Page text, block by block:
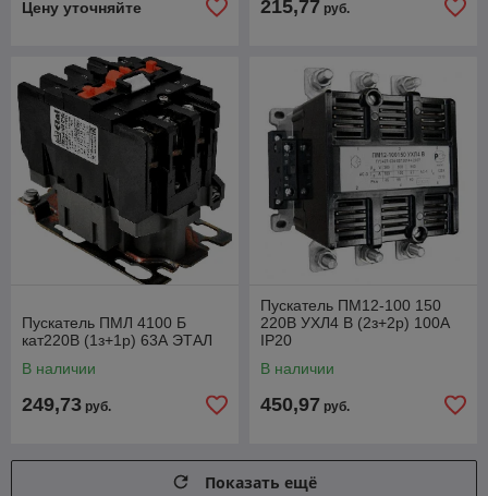
Цену уточняйте 215,77 руб.
Пускатель ПМЛ 4100 Б
кат220В (1з+1р) 63А ЭТАЛ
В наличии
249,73 руб.
Пускатель ПМ12-100 150
220В УХЛ4 В (2з+2р) 100А
IP20
В наличии
450,97 руб.
Показать ещё